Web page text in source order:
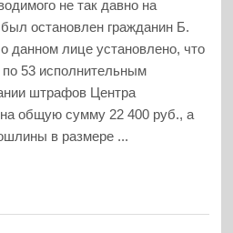
не так давно на
остановлен гражданин Б.
данном лице установлено, что
53 исполнительным
штрафов Центра
общую сумму 22 400 руб., а
в размере ...